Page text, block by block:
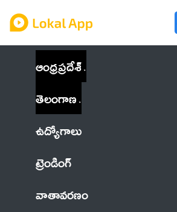
ఆంధ్రప్రదేశ్
తెలంగాణ
ఉద్యోగాలు
ట్రెండింగ్
వాతావరణం